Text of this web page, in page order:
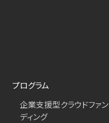
プログラム
企業支援型クラウドファン
ディング